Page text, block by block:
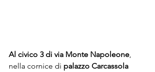
Al civico 3 di via Monte Napoleone
nella cornice di palazzo Carcassola